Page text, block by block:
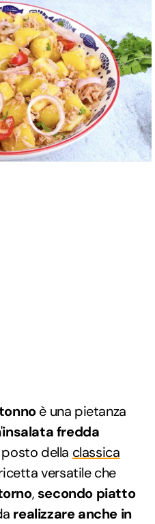
è una pietanza
insalata fredda
della classica
versatile che
, secondo piatto
realizzare anche in